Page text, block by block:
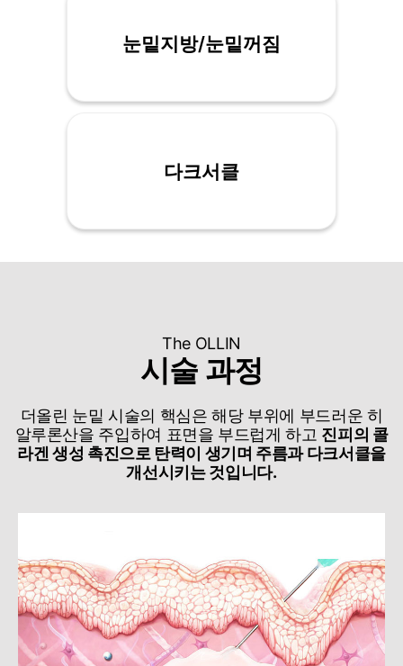
눈밑지방/눈밑꺼짐
다크서클
The OLLIN
시술 과정
더올린 눈밑 시술의 핵심은 해당 부위에 부드러운 히
알루론산을 주입하여 표면을 부드럽게 하고 진피의 콜
라겐 생성 촉진으로 탄력이 생기며 주름과 다크서클을
개선시키는 것입니다.